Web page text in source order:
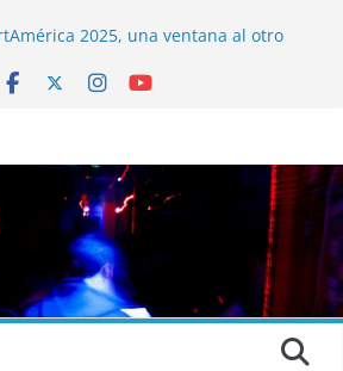
2025, una ventana al otro
2025 propone un menú musical
mariagrep